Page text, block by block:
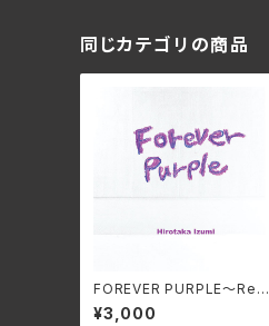
同じカテゴリの商品
FOREVER PURPLE〜Rem
astered Edition〜/和泉宏
隆 MMF-615
¥3,000